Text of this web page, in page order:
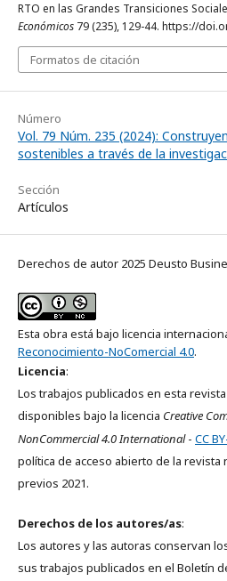
RTO en las Grandes Transiciones
Económicos 79 (235), 129-44. https://
Formatos de citación
Número
Vol. 79 Núm. 235 (2024):
sostenibles a través de la
Sección
Artículos
Derechos de autor 2025 Deusto
Esta obra está bajo licencia
Reconocimiento-NoComercial 4.0.
Licencia:
Los trabajos publicados en esta
disponibles bajo la licencia Creative
NonCommercial 4.0 International- CC
política de acceso abierto de la revista
previos 2021.
Derechos de los autores/as:
Los autores y las autoras conservan
sus trabajos publicados en el Boletín